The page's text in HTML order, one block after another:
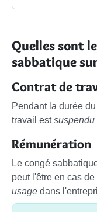
Quelles sont
sabbatique
Contrat de
Pendant la durée
travail est suspendu
Rémunération
Le congé
peut l'être en cas de
usage dans